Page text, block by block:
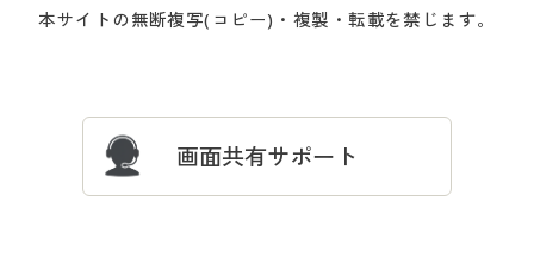
プレゼント＆キャンペーン サイトマップ
ついて
忘れの場合
本サイトの無断複写(コピー)・複製・転載を禁じます。
画面共有サポート